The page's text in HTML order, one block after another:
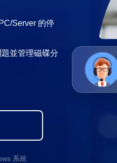
AI-
修復影片、照
Exchange
EDB 資料還
Outlook 電子
Server 的停
並管理磁碟分
系統